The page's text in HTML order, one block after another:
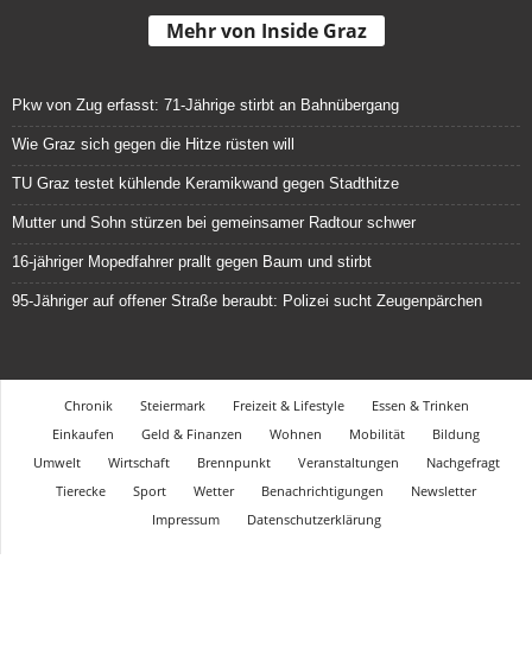
Mehr von Inside Graz
Pkw von Zug erfasst: 71-Jährige stirbt an Bahnübergang
Wie Graz sich gegen die Hitze rüsten will
TU Graz testet kühlende Keramikwand gegen Stadthitze
Mutter und Sohn stürzen bei gemeinsamer Radtour schwer
16-jähriger Mopedfahrer prallt gegen Baum und stirbt
95-Jähriger auf offener Straße beraubt: Polizei sucht Zeugenpärchen
Chronik Steiermark Freizeit & Lifestyle
Essen & Trinken
Einkaufen
Geld & Finanzen Wohnen Mobilität
Bildung
Umwelt
Wirtschaft Brennpunkt Veranstaltungen
Nachgefragt
Tierecke
Sport Wetter Benachrichtigungen
Newsletter
Impressum
Datenschutzerklärung